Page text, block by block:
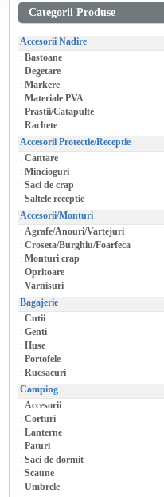
Categorii Produse
Accesorii Nadire
: Bastoane
: Degetare
: Markere
: Materiale PVA
: Prastii/Catapulte
: Rachete
Accesorii Protectie/Receptie
: Cantare
: Mincioguri
: Saci de crap
: Saltele receptie
Accesorii/Monturi
: Agrafe/Anouri/Vartejuri
: Croseta/Burghiu/Foarfeca
: Monturi crap
: Opritoare
: Varnisuri
Bagajerie
: Cutii
: Genti
: Huse
: Portofele
: Rucsacuri
Camping
: Accesorii
: Corturi
: Lanterne
: Paturi
: Saci de dormit
: Scaune
: Umbrele